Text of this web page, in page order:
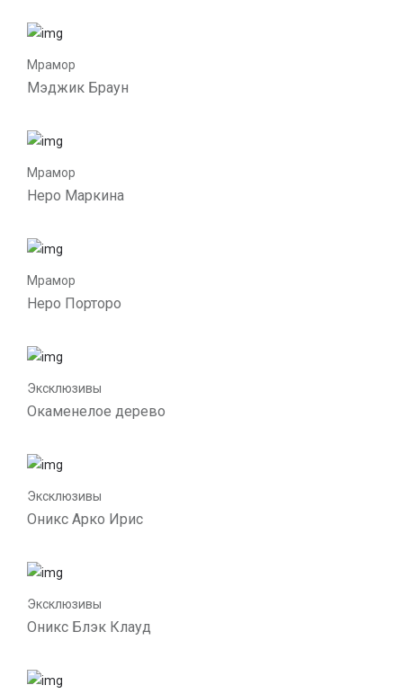
Мрамор
Мэджик Браун
Мрамор
Неро Маркина
Мрамор
Неро Порторо
Эксклюзивы
Окаменелое дерево
Эксклюзивы
Оникс Арко Ирис
Эксклюзивы
Оникс Блэк Клауд